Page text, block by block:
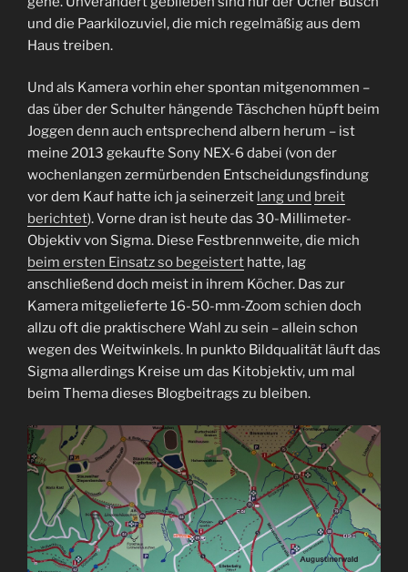
und die Paarkilozuviel, die mich regelmäßig aus dem
Haus treiben.
Und als Kamera vorhin eher spontan mitgenommen –
das über der Schulter hängende Täschchen hüpft beim
Joggen denn auch entsprechend albern herum – ist
meine 2013 gekaufte Sony NEX-6 dabei (von der
wochenlangen zermürbenden Entscheidungsfindung
vor dem Kauf hatte ich ja seinerzeit lang und breit
berichtet). Vorne dran ist heute das 30-Millimeter-
Objektiv von Sigma. Diese Festbrennweite, die mich
beim ersten Einsatz so begeistert hatte, lag
anschließend doch meist in ihrem Köcher. Das zur
Kamera mitgelieferte 16-50-mm-Zoom schien doch
allzu oft die praktischere Wahl zu sein – allein schon
wegen des Weitwinkels. In punkto Bildqualität läuft das
Sigma allerdings Kreise um das Kitobjektiv, um mal
beim Thema dieses Blogbeitrags zu bleiben.